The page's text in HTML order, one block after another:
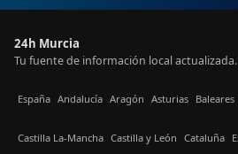
24h Murcia
Tu fuente de información local actualizada.
España Andalucía Aragón Asturias Baleares
Castilla La-Mancha Castilla y León Cataluña